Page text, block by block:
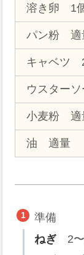
溶き卵 1
パン粉 適
キャベツ
ウスター
小麦粉 適
油 適量
準備
ねぎ 2〜